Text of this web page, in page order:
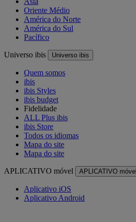
Oriente Médio
América do Norte
América do Sul
Pacífico
Universo ibis Universo ibis
Quem somos
ibis
ibis Styles
ibis budget
Fidelidade
ALL Plus ibis
ibis Store
Todos os idiomas
Mapa do site
Mapa do site
APLICATIVO móvel APLICATIVO móvel
Aplicativo iOS
Aplicativo Android